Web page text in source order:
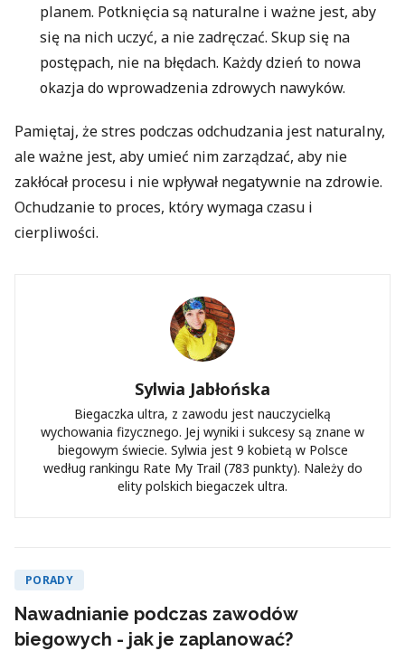
planem. Potknięcia są naturalne i ważne jest, aby
się na nich uczyć, a nie zadręczać. Skup się na
postępach, nie na błędach. Każdy dzień to nowa
okazja do wprowadzenia zdrowych nawyków.
Pamiętaj, że stres podczas odchudzania jest naturalny,
ale ważne jest, aby umieć nim zarządzać, aby nie
zakłócał procesu i nie wpływał negatywnie na zdrowie.
Ochudzanie to proces, który wymaga czasu i
cierpliwości.
Sylwia Jabłońska
Biegaczka ultra, z zawodu jest nauczycielką
wychowania fizycznego. Jej wyniki i sukcesy są znane w
biegowym świecie. Sylwia jest 9 kobietą w Polsce
według rankingu Rate My Trail (783 punkty). Należy do
elity polskich biegaczek ultra.
PORADY
Nawadnianie podczas zawodów
biegowych - jak je zaplanować?